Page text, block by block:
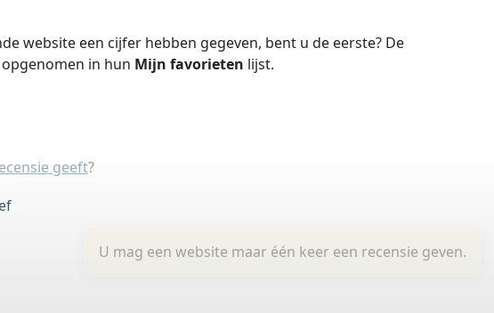
website een cijfer hebben gegeven, bent u de eerste? De
in hun Mijn favorieten lijst.
geeft?
U mag een website maar één keer een recensie geven.